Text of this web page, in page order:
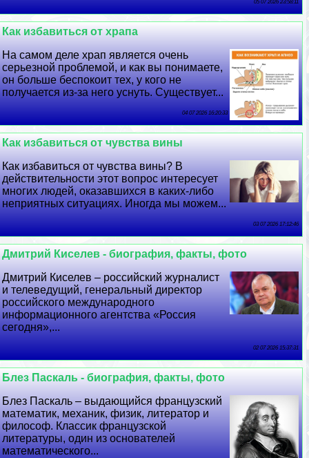
05 07 2026 23:58:11
Как избавиться от храпа
На самом деле храп является очень
серьезной проблемой, и как вы понимаете,
он больше беспокоит тех, у кого не
получается из-за него уснуть. Существует...
04 07 2026 16:20:33
Как избавиться от чувства вины
Как избавиться от чувства вины? В
действительности этот вопрос интересует
многих людей, оказавшихся в каких-либо
неприятных ситуациях. Иногда мы можем...
03 07 2026 17:12:46
Дмитрий Киселев - биография, факты, фото
Дмитрий Киселев – российский журналист
и телеведущий, генеральный директор
российского международного
информационного агентства «Россия
сегодня»,...
02 07 2026 15:37:31
Блез Паскаль - биография, факты, фото
Блез Паскаль – выдающийся французский
математик, механик, физик, литератор и
философ. Классик французской
литературы, один из основателей
математического...